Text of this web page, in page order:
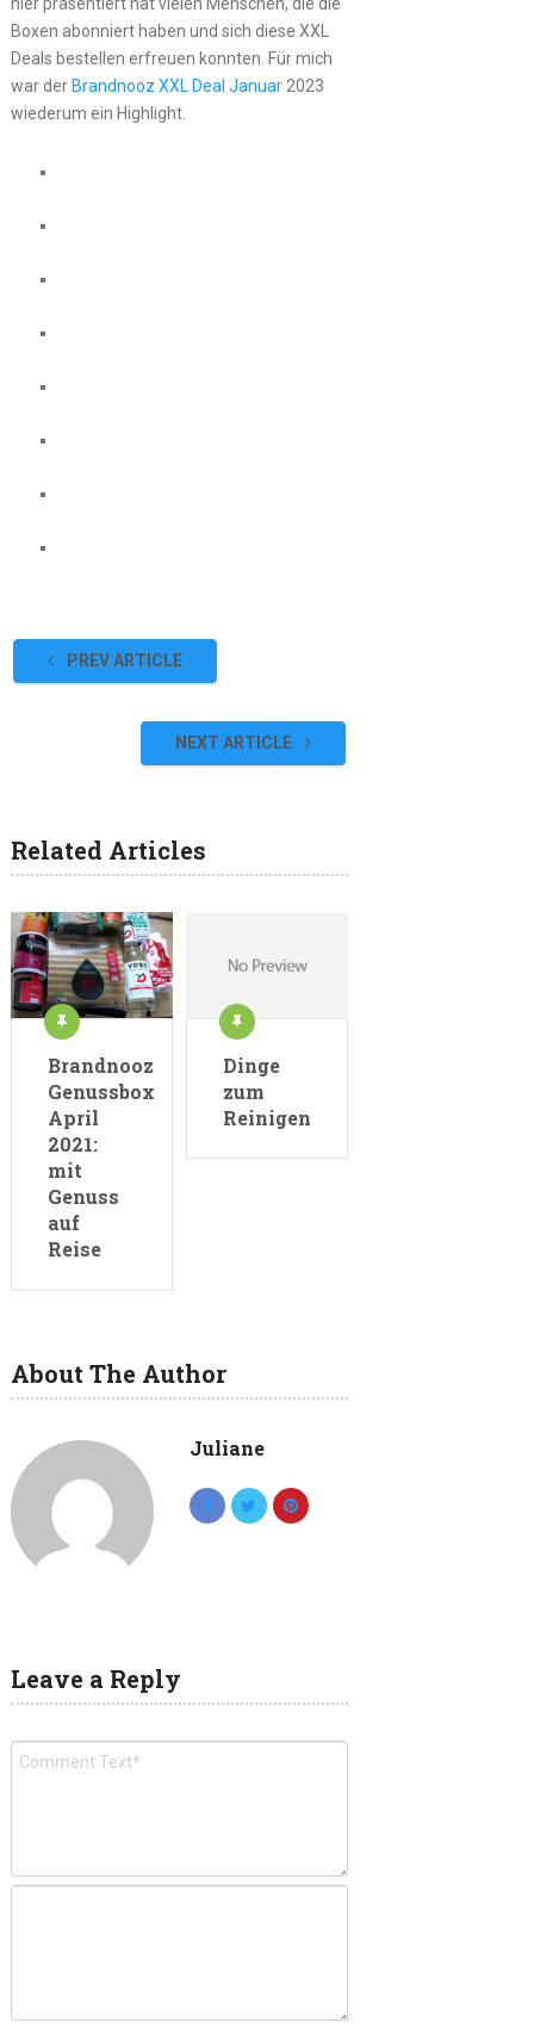
Boxen abonniert haben und sich diese XXL
Deals bestellen erfreuen konnten. Für mich
war derBrandnooz XXL Deal Januar2023
wiederum ein Highlight.
PREV ARTICLE
NEXT ARTICLE
Related Articles
Brandnooz
Genussbox
April
2021:
mit
Genuss
auf
Reise
Dinge
zum
Reinigen
About The Author
Juliane
Leave a Reply